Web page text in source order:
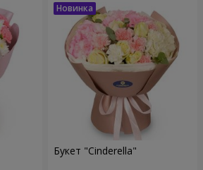
Букет "Cinderella"